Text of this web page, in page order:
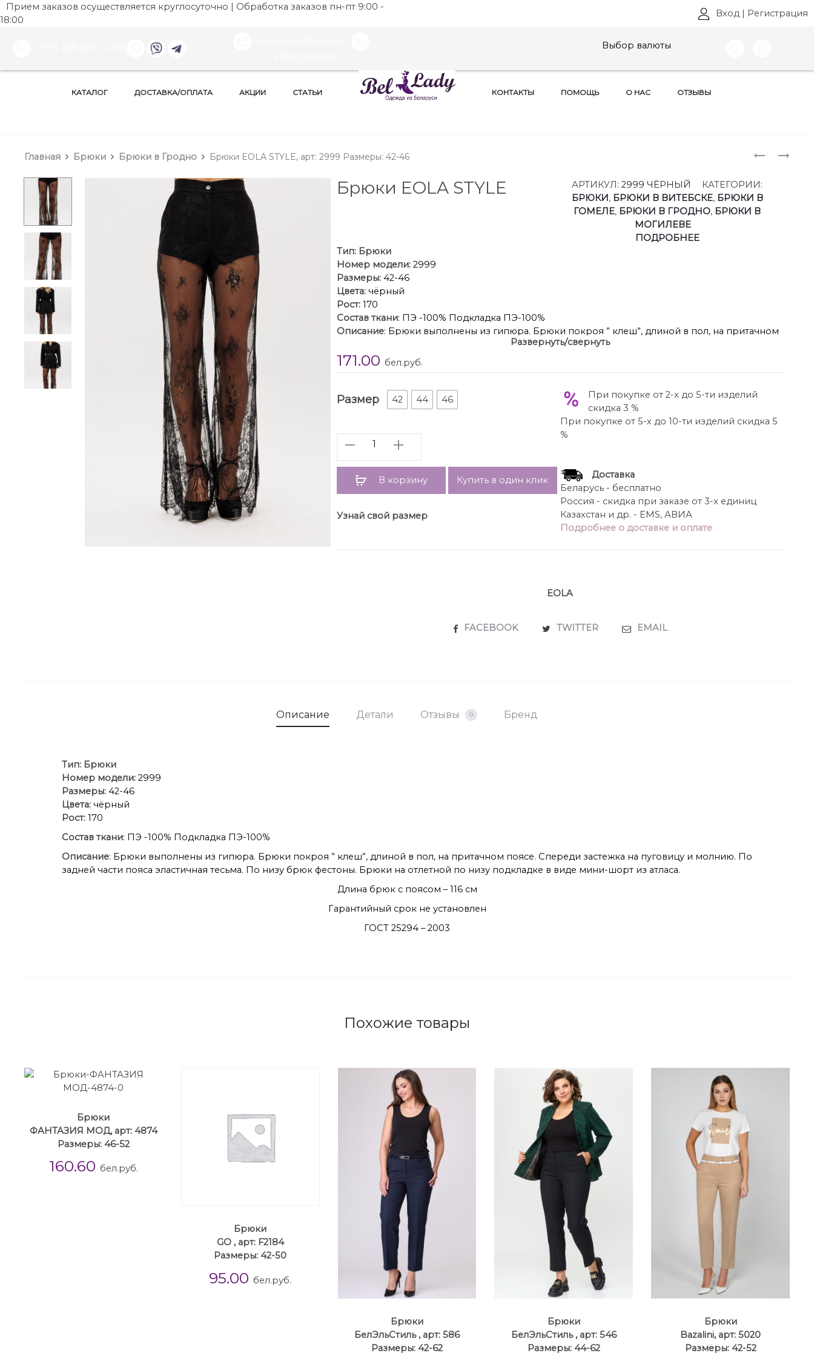
Прием заказов осуществляется круглосуточно | Обработка заказов пн-пт 9:00 -
18:00
Вход | Регистрация
Выбор валюты
КАТАЛОГ ДОСТАВКА/ОПЛАТА АКЦИИ СТАТЬИ КОНТАКТЫ ПОМОЩЬ О НАС ОТЗЫВЫ
БРЮКИ
Главная Брюки Брюки в Гродно Брюки EOLA STYLE, арт: 2999 Размеры: 42-46
Брюки EOLA STYLE АРТИКУЛ:2999 ЧЁРНЫЙ
КАТЕГОРИИ:
БРЮКИ, БРЮКИ В ВИТЕБСКЕ, БРЮКИ В
ГОМЕЛЕ, БРЮКИ В ГРОДНО, БРЮКИ В
МОГИЛЕВЕ
ПОДРОБНЕЕ
Тип: Брюки
Номер модели:2999
Размеры:42-46
Цвета: чёрный
Рост: 170
Состав ткани: ПЭ -100% Подкладка ПЭ-100%
Описание: Брюки выполнены из гипюра. Брюки покроя ” клеш”, длиной в пол, на притачном
поясе. Спереди застежка на пуговицу и молнию. По задней части пояса эластичная тесьма. По
низу брюк фестоны. Брюки на отлетной по низу подкладке в виде мини-шорт из атласа.
ГОСТ 25294 – 2003
Развернуть/свернуть
171.00 бел.руб.
Размер 42 44 46
Количество
В корзину Купить в один клик
Узнай свой размер
При покупке от 2-х до 5-ти изделий
скидка 3 %
При покупке от 5-х до 10-ти изделий скидка 5
%
Доставка
Беларусь - бесплатно
Россия - скидка при заказе от 3-х единиц
Казахстан и др. - EMS, АВИА
Подробнее о доставке и оплате
EOLA
SHARE
FACEBOOK TWITTER EMAIL
Описание Детали Отзывы 0 Бренд
Тип: Брюки
Номер модели: 2999
Размеры: 42-46
Цвета: чёрный
Рост: 170
Состав ткани: ПЭ -100% Подкладка ПЭ-100%
Описание: Брюки выполнены из гипюра. Брюки покроя ” клеш”, длиной в пол, на притачном поясе. Спереди застежка на пуговицу и молнию. По
задней части пояса эластичная тесьма. По низу брюк фестоны. Брюки на отлетной по низу подкладке в виде мини-шорт из атласа.
Длина брюк с поясом – 116 см
Гарантийный срок не установлен
ГОСТ 25294 – 2003
Похожие товары
Брюки
ФАНТАЗИЯ МОД, арт: 4874
Размеры: 46-52
160.60 бел.руб.
Брюки
GO , арт: F2184
Размеры: 42-50
95.00 бел.руб.
Брюки
БелЭльСтиль , арт: 586
Размеры: 42-62
Брюки
БелЭльСтиль , арт: 546
Размеры: 44-62
Брюки
Bazalini, арт: 5020
Размеры: 42-52